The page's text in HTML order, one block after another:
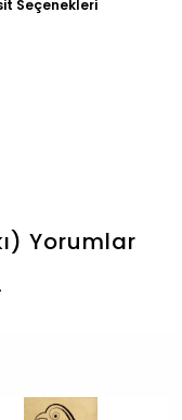
Seçenekleri
Yorumlar